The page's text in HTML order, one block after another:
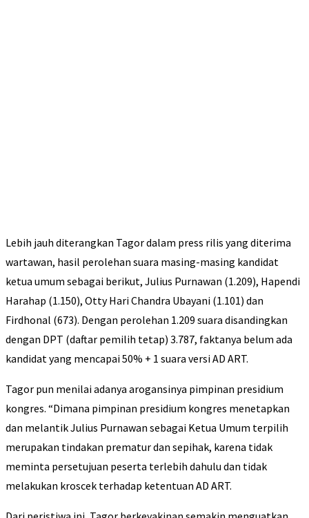
Lebih jauh diterangkan Tagor dalam press rilis yang diterima
wartawan, hasil perolehan suara masing-masing kandidat
ketua umum sebagai berikut, Julius Purnawan (1.209), Hapendi
Harahap (1.150), Otty Hari Chandra Ubayani (1.101) dan
Firdhonal (673). Dengan perolehan 1.209 suara disandingkan
dengan DPT (daftar pemilih tetap) 3.787, faktanya belum ada
kandidat yang mencapai 50% + 1 suara versi AD ART.
Tagor pun menilai adanya arogansinya pimpinan presidium
kongres. “Dimana pimpinan presidium kongres menetapkan
dan melantik Julius Purnawan sebagai Ketua Umum terpilih
merupakan tindakan prematur dan sepihak, karena tidak
meminta persetujuan peserta terlebih dahulu dan tidak
melakukan kroscek terhadap ketentuan AD ART.